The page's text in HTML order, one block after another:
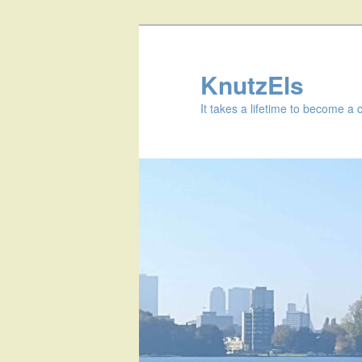
KnutzEls
It takes a lifetime to become a